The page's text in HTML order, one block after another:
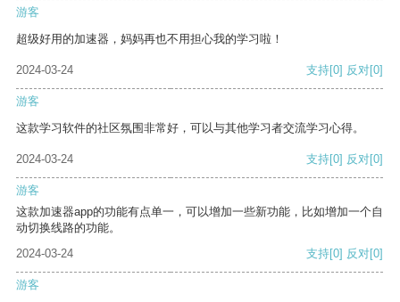
游客
超级好用的加速器，妈妈再也不用担心我的学习啦！
2024-03-24 支持[0] 反对[0]
游客
这款学习软件的社区氛围非常好，可以与其他学习者交流学习心得。
2024-03-24 支持[0] 反对[0]
游客
这款加速器app的功能有点单一，可以增加一些新功能，比如增加一个自
动切换线路的功能。
2024-03-24
支持[0] 反对[0]
游客